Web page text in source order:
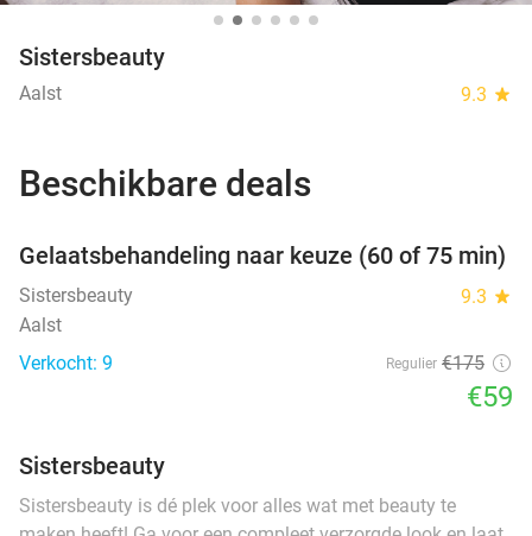
Sistersbeauty
Aalst 9.3 star
Beschikbare deals
Gelaatsbehandeling naar keuze (60 of 75 min)
Sistersbeauty 9.3 star
Aalst
Verkocht: 9
Regulier €175
€59
Sistersbeauty
Sistersbeauty is dé plek voor alles wat met beauty te